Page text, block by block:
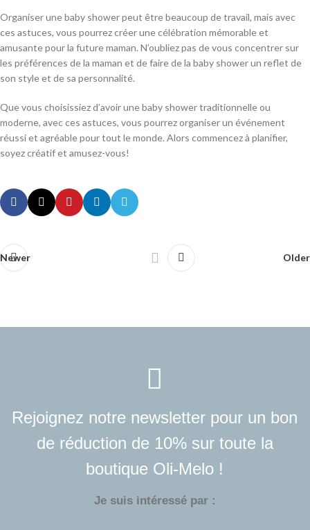
Organiser une baby shower peut être beaucoup de travail, mais avec
ces astuces, vous pourrez créer une célébration mémorable et
amusante pour la future maman. N’oubliez pas de vous concentrer sur
les préférences de la maman et de faire de la baby shower un reflet de
son style et de sa personnalité.
Que vous choisissiez d’avoir une baby shower traditionnelle ou
moderne, avec ces astuces, vous pourrez organiser un événement
réussi et agréable pour tout le monde. Alors commencez à planifier,
soyez créatif et amusez-vous!
Newer Older
Rejoignez notre newsletter pour un bon
de réduction de 10% sur toute la
boutique Oli-Melo !
Je suis intéressé par :